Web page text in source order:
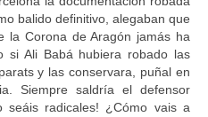
balido definitivo, alegaban que
la Corona de Aragón jamás ha
si Ali Babá hubiera robado las
y las conservara, puñal en
Siempre saldría el defensor
seáis radicales! ¿Cómo vais a